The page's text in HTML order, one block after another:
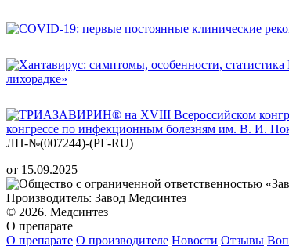
лихорадке»
конгрессе по инфекционным болезням им. В. И.
ЛП-№(007244)-(РГ-RU)
от 15.09.2025
Производитель: Завод Медсинтез
© 2026. Медсинтез
О препарате
О препарате О производителе Новости Отзывы